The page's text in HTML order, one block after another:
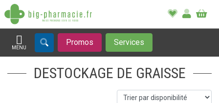
MENU
Afficher la navigation
Promos Services
DESTOCKAGE DE GRAISSE